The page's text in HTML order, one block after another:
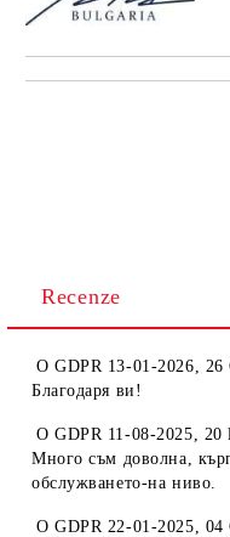
Recenze
OGDPR 13-01-2026, 26
Благодаря ви!
OGDPR 11-08-2025, 20
Много съм доволна,
обслужването-на ниво.
OGDPR 22-01-2025, 04